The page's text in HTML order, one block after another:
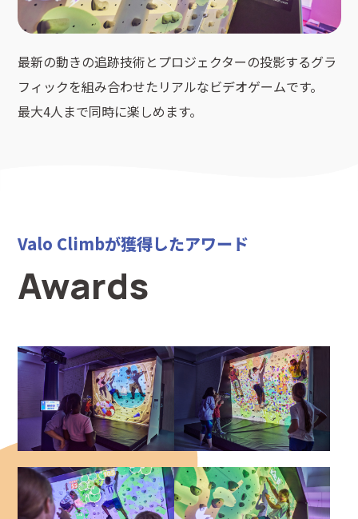
最新の動きの追跡技術とプロジェクターの投影するグラ
フィックを組み合わせたリアルなビデオゲームです。
最大4人まで同時に楽しめます。
Valo Climbが獲得したアワード
Awards